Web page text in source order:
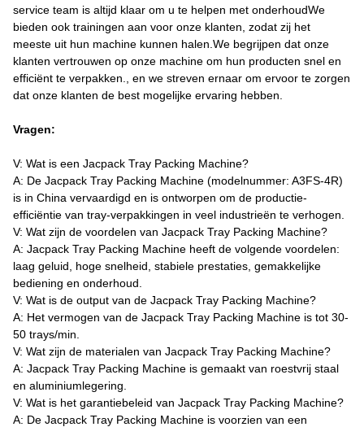
service team is altijd klaar om u te helpen met onderhoudWe
bieden ook trainingen aan voor onze klanten, zodat zij het
meeste uit hun machine kunnen halen.We begrijpen dat onze
klanten vertrouwen op onze machine om hun producten snel en
efficiënt te verpakken., en we streven ernaar om ervoor te zorgen
dat onze klanten de best mogelijke ervaring hebben.
Vragen:
V: Wat is een Jacpack Tray Packing Machine?
A: De Jacpack Tray Packing Machine (modelnummer: A3FS-4R)
is in China vervaardigd en is ontworpen om de productie-
efficiëntie van tray-verpakkingen in veel industrieën te verhogen.
V: Wat zijn de voordelen van Jacpack Tray Packing Machine?
A: Jacpack Tray Packing Machine heeft de volgende voordelen:
laag geluid, hoge snelheid, stabiele prestaties, gemakkelijke
bediening en onderhoud.
V: Wat is de output van de Jacpack Tray Packing Machine?
A: Het vermogen van de Jacpack Tray Packing Machine is tot 30-
50 trays/min.
V: Wat zijn de materialen van Jacpack Tray Packing Machine?
A: Jacpack Tray Packing Machine is gemaakt van roestvrij staal
en aluminiumlegering.
V: Wat is het garantiebeleid van Jacpack Tray Packing Machine?
A: De Jacpack Tray Packing Machine is voorzien van een